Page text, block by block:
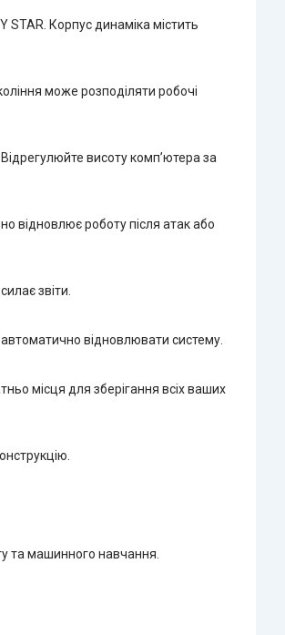
STAR. Корпус динаміка містить
може розподіляти робочі
висоту комп’ютера за
відновлює роботу після атак або
звіти.
відновлювати систему.
місця для зберігання всіх ваших
та машинного навчання.